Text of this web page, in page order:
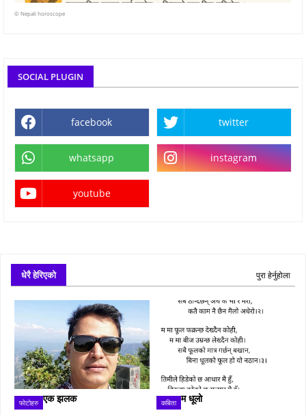
©Nepali horoscope
SOCIAL PLUGIN
facebook twitter
whatsapp instagram
youtube
धेरै हेरिएको पुरा हेर्नुहोला
फोटोहरु एक झलक कबिता म धूलो